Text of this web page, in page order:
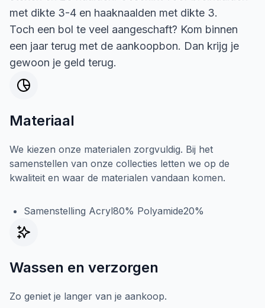
met dikte 3-4 en haaknaalden met dikte 3.
Toch een bol te veel aangeschaft? Kom binnen
een jaar terug met de aankoopbon. Dan krijg je
gewoon je geld terug.
Materiaal
We kiezen onze materialen zorgvuldig. Bij het
samenstellen van onze collecties letten we op de
kwaliteit en waar de materialen vandaan komen.
Samenstelling Acryl80% Polyamide20%
Wassen en verzorgen
Zo geniet je langer van je aankoop.